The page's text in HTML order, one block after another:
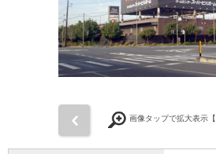
画像タップで拡大表示【